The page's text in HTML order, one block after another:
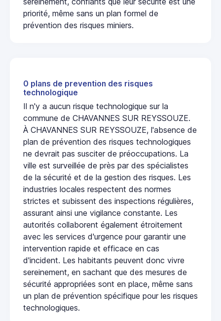
priorité, même sans un plan formel de
prévention des risques miniers.
0 plans de prevention des risques
technologique
Il n'y a aucun risque technologique sur la
commune de CHAVANNES SUR REYSSOUZE.
À CHAVANNES SUR REYSSOUZE, l'absence de
plan de prévention des risques technologiques
ne devrait pas susciter de préoccupations. La
ville est surveillée de près par des spécialistes
de la sécurité et de la gestion des risques. Les
industries locales respectent des normes
strictes et subissent des inspections régulières,
assurant ainsi une vigilance constante. Les
autorités collaborent également étroitement
avec les services d'urgence pour garantir une
intervention rapide et efficace en cas
d'incident. Les habitants peuvent donc vivre
sereinement, en sachant que des mesures de
sécurité appropriées sont en place, même sans
un plan de prévention spécifique pour les risques
technologiques.